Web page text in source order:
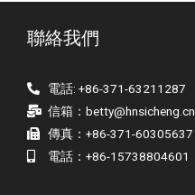
聯絡我們
電話: +86-371-63211287
信箱： betty@hnsicheng.cn
傳真：+86-371-60305637
電話：+86-15738804601